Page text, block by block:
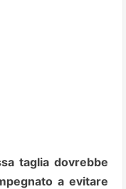
taglia dovrebbe
a evitare